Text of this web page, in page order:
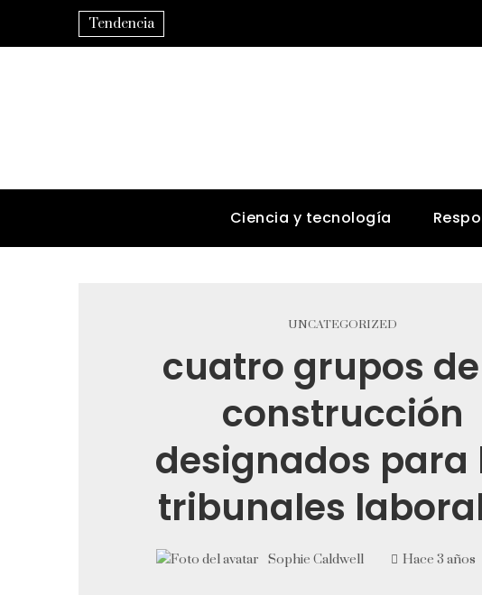
Tendencia
Ciencia y tecnología
UNCATEGORIZED
cuatro grupos
construcción
designados para
tribunales
Sophie Caldwell Hace 3 años